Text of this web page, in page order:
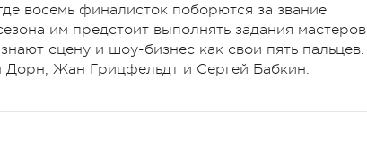
восемь финалисток поборются за звание
им предстоит выполнять задания мастеров
сцену и шоу-бизнес как свои пять пальцев.
Дорн, Жан Грицфельдт и Сергей Бабкин.